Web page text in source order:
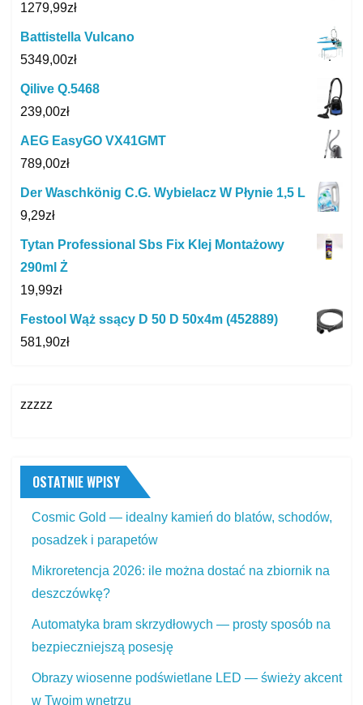
1279,99zł
Battistella Vulcano
5349,00zł
Qilive Q.5468
239,00zł
AEG EasyGO VX41GMT
789,00zł
Der Waschkönig C.G. Wybielacz W Płynie 1,5 L
9,29zł
Tytan Professional Sbs Fix Klej Montażowy
290ml Ż
19,99zł
Festool Wąż ssący D 50 D 50x4m (452889)
581,90zł
zzzzz
OSTATNIE WPISY
Cosmic Gold — idealny kamień do blatów, schodów,
posadzek i parapetów
Mikroretencja 2026: ile można dostać na zbiornik na
deszczówkę?
Automatyka bram skrzydłowych — prosty sposób na
bezpieczniejszą posesję
Obrazy wiosenne podświetlane LED — świeży akcent
w Twoim wnętrzu